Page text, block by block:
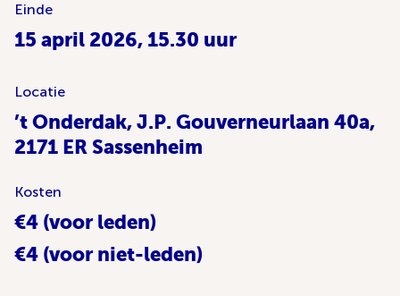
Einde
15 april 2026, 15.30 uur
Locatie
’t Onderdak, J.P. Gouverneurlaan 40a,
2171 ER Sassenheim
Kosten
€4 (voor leden)
€4 (voor niet-leden)